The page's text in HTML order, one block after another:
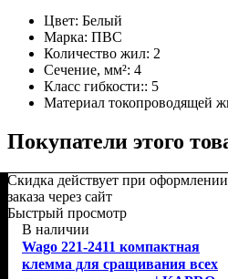
Цвет: Белый
Марка: ПВС
Количество жил: 2
Сечение, мм²: 4
Класс гибкости:: 5
Материал токопроводящей
Покупатели этого
Скидка действует при оформлении
заказа через сайт
Быстрый просмотр
В наличии
Wago 221-2411 компактная
клемма для сращивания всех